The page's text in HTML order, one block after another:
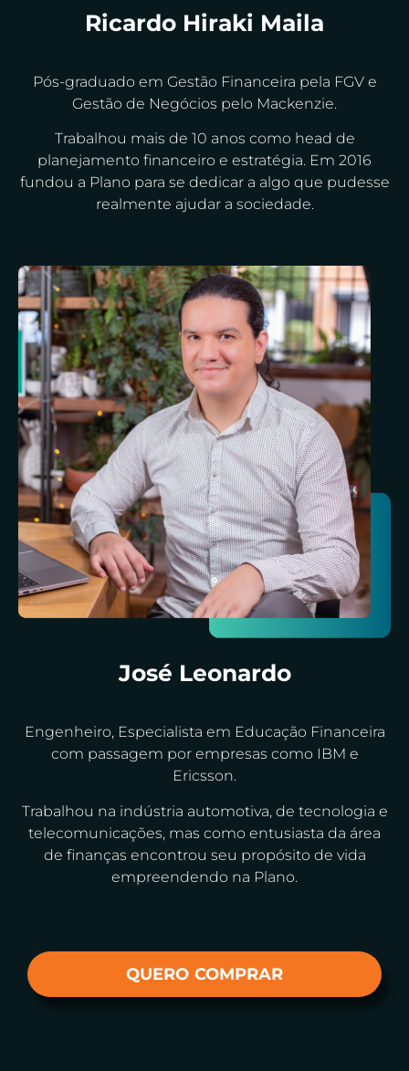
Ricardo Hiraki Maila
Pós-graduado em Gestão Financeira pela FGV e
Gestão de Negócios pelo Mackenzie.
Trabalhou mais de 10 anos como head de
planejamento financeiro e estratégia. Em 2016
fundou a Plano para se dedicar a algo que pudesse
realmente ajudar a sociedade.
José Leonardo
Engenheiro, Especialista em Educação Financeira
com passagem por empresas como IBM e
Ericsson.
Trabalhou na indústria automotiva, de tecnologia e
telecomunicações, mas como entusiasta da área
de finanças encontrou seu propósito de vida
empreendendo na Plano.
QUERO COMPRAR